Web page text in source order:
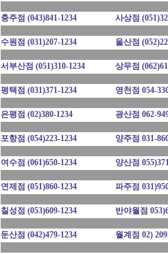
충주점 (043)841-1234 사상점
수원점 (031)207-1234 울산점
서부산점 (051)310-1234 상무점
평택점 (031)371-1234 영천점 054-
은평점 (02)380-1234 광산점 062-
포항점 (054)223-1234 양주점 031-
여수점 (061)650-1234 양산점
연제점 (051)860-1234 파주점
칠성점 (053)609-1234 반야월점
둔산점 (042)479-1234 월계점 02)